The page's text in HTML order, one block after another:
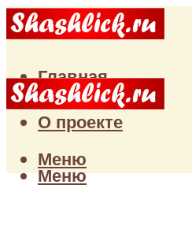
Главная
Статьи
О проекте
Меню
Меню